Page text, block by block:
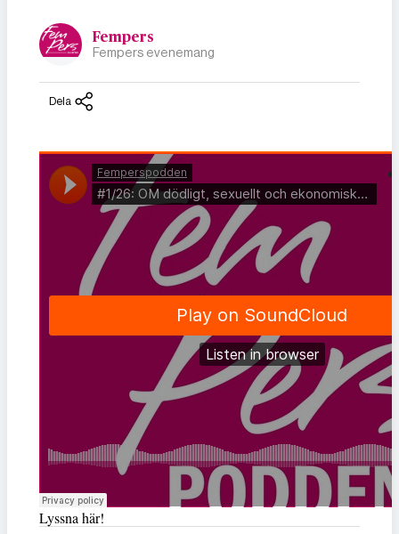
Fempers
Fempers evenemang
Dela
Lyssna här!